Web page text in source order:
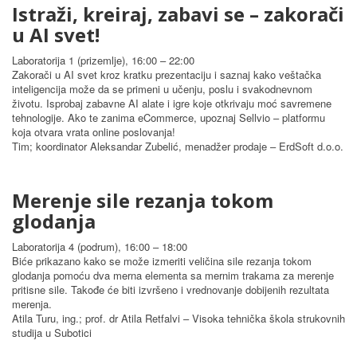
Istraži, kreiraj, zabavi se – zakorači
u AI svet!
Laboratorija 1 (prizemlje), 16:00 – 22:00
Zakorači u AI svet kroz kratku prezentaciju i saznaj kako veštačka
inteligencija može da se primeni u učenju, poslu i svakodnevnom
životu. Isprobaj zabavne AI alate i igre koje otkrivaju moć savremene
tehnologije. Ako te zanima eCommerce, upoznaj Sellvio – platformu
koja otvara vrata online poslovanja!
Tim; koordinator Aleksandar Zubelić, menadžer prodaje – ErdSoft d.o.o.
Merenje sile rezanja tokom
glodanja
Laboratorija 4 (podrum), 16:00 – 18:00
Biće prikazano kako se može izmeriti veličina sile rezanja tokom
glodanja pomoću dva merna elementa sa mernim trakama za merenje
pritisne sile. Takođe će biti izvršeno i vrednovanje dobijenih rezultata
merenja.
Atila Turu, ing.; prof. dr Atila Retfalvi – Visoka tehnička škola strukovnih
studija u Subotici